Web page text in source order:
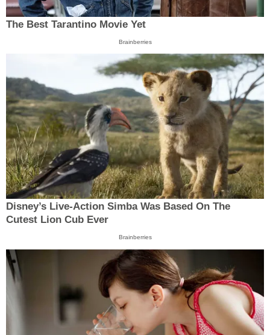
The Best Tarantino Movie Yet
Brainberries
Disney’s Live-Action Simba Was Based On The
Cutest Lion Cub Ever
Brainberries